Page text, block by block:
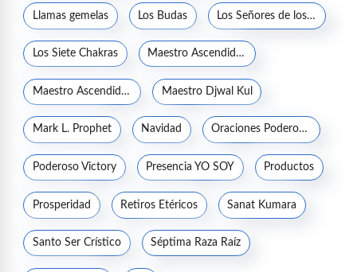
Llamas gemelas Los Budas Los Señores de los Siete Rayos
Los Siete Chakras Maestro Ascendido Jesucristo
Maestro Ascendido Kuthumi Maestro Djwal Kul
Mark L. Prophet Navidad Oraciones Poderosas
Poderoso Victory Presencia YO SOY Productos
Prosperidad Retiros Etéricos Sanat Kumara
Santo Ser Crístico Séptima Raza Raíz